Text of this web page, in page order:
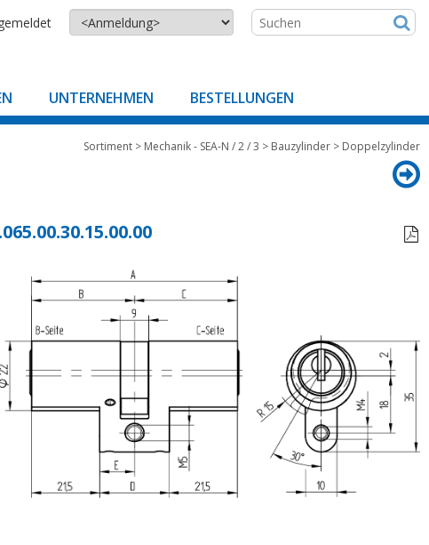
UNTERNEHMEN BESTELLUNGEN
Sortiment > Mechanik - SEA-N / 2 / 3 > Bauzylinder > Doppelzylinder
